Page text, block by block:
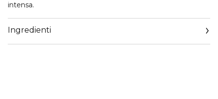
intensa.
Ingredienti